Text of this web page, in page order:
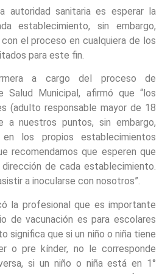
autoridad sanitaria es esperar la
establecimiento, sin embargo,
el proceso en cualquiera de los
para este fin.
a cargo del proceso de
Salud Municipal, afirmó que “los
(adulto responsable mayor de 18
a nuestros puntos, sin embargo,
en los propios establecimientos
recomendamos que esperen que
de cada establecimiento.
a inocularse con nosotros”.
la profesional que es importante
de vacunación es para escolares
significa que si un niño o niña tiene
o pre kínder, no le corresponde
si un niño o niña está en 1°